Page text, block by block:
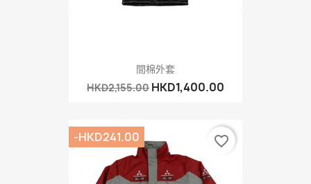
間棉外套
HKD2,155.00 HKD1,400.00
-HKD241.00 favorite_border